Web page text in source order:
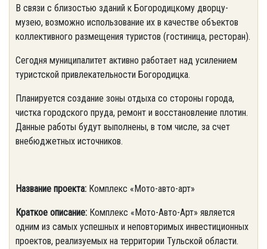
В связи с близостью зданий к Богородицкому дворцу-
музею, возможно использование их в качестве объектов
коллективного размещения туристов (гостиница, ресторан).
Сегодня муниципалитет активно работает над усилением
туристской привлекательности Богородицка.
Планируется создание зоны отдыха со стороны города,
чистка городского пруда, ремонт и восстановление плотин.
Данные работы будут выполнены, в том числе, за счет
внебюджетных источников.
Название проекта: Комплекс «Мото-авто-арт»
Краткое описание: Комплекс «Мото-Авто-Арт» является
одним из самых успешных и неповторимых инвестиционных
проектов, реализуемых на территории Тульской области.